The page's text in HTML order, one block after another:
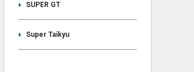
SUPER GT
Super Taikyu